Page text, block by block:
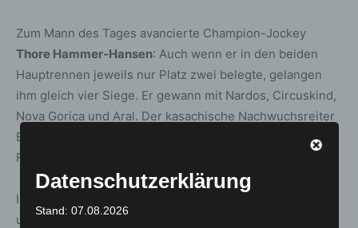
Zum Mann des Tages avancierte Champion-Jockey
Thore Hammer-Hansen: Auch wenn er in den beiden
Hauptrennen jeweils nur Platz zwei belegte, gelangen
ihm gleich vier Siege. Er gewann mit Nardos, Circuskind,
Nova Gorica und Aral. Der kasachische Nachwuchsreiter
Esentur Turganaaly Uulu punktete mit zwei Erfolgen auf
Feuerwehrfelicitas und Cherub Rock.
Insgesamt wurden bei den neun Rennen 226.168,01 Euro
umgesetzt. Weiter geht es auf der Neuen Bult am
Datenschutzerklärung
Stand: 07.08.2026